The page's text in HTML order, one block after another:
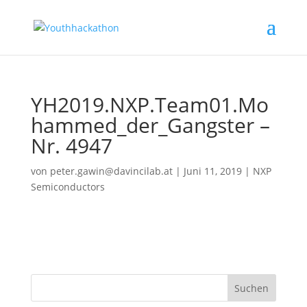
YH2019.NXP.Team01.Mo
hammed_der_Gangster –
Nr. 4947
von peter.gawin@davincilab.at| Juni 11, 2019| NXP
Semiconductors